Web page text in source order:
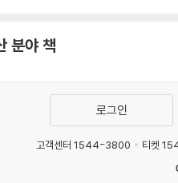
분야 책
로그인
고객센터 1544-3800 티켓